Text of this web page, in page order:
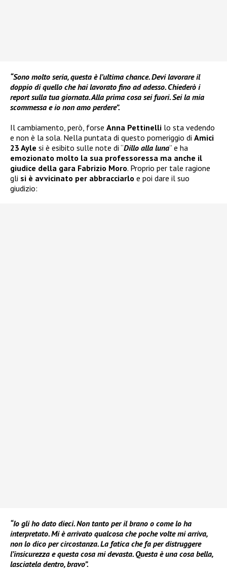
“Sono molto seria, questa è l’ultima chance. Devi lavorare il
doppio di quello che hai lavorato fino ad adesso. Chiederò i
report sulla tua giornata. Alla prima cosa sei fuori. Sei la mia
scommessa e io non amo perdere”.
Il cambiamento, però, forse Anna Pettinelli lo sta vedendo
e non è la sola. Nella puntata di questo pomeriggio di Amici
23 Ayle si è esibito sulle note di “Dillo alla luna” e ha
emozionato molto la sua professoressa ma anche il
giudice della gara Fabrizio Moro. Proprio per tale ragione
gli si è avvicinato per abbracciarlo e poi dare il suo
giudizio:
“Io gli ho dato dieci. Non tanto per il brano o come lo ha
interpretato. Mi è arrivato qualcosa che poche volte mi arriva,
non lo dico per circostanza. La fatica che fa per distruggere
l’insicurezza e questa cosa mi devasta. Questa è una cosa bella,
lasciatela dentro, bravo”.